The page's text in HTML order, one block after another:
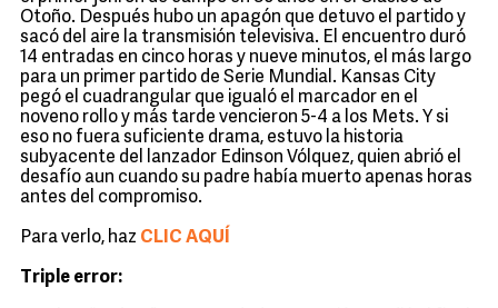
Otoño. Después hubo un apagón que detuvo el partido y
sacó del aire la transmisión televisiva. El encuentro duró
14 entradas en cinco horas y nueve minutos, el más largo
para un primer partido de Serie Mundial. Kansas City
pegó el cuadrangular que igualó el marcador en el
noveno rollo y más tarde vencieron 5-4 a los Mets. Y si
eso no fuera suficiente drama, estuvo la historia
subyacente del lanzador Edinson Vólquez, quien abrió el
desafío aun cuando su padre había muerto apenas horas
antes del compromiso.
Para verlo, haz CLIC AQUÍ
Triple error: